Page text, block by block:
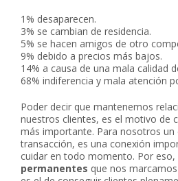
1% desaparecen.
3% se cambian de residencia.
5% se hacen amigos de otro
9% debido a precios más bajos.
14% a causa de una mala calidad
68% indiferencia y mala atención
Poder decir que mantenemos
nuestros clientes, es el motivo de
más importante. Para nosotros un
transacción, es una conexión
cuidar en todo momento. Por eso,
permanentes que nos